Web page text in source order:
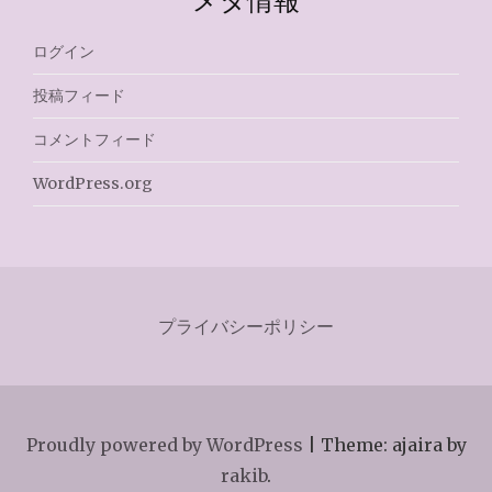
ログイン
投稿フィード
コメントフィード
WordPress.org
プライバシーポリシー
Proudly powered by WordPress
Theme: ajaira by
rakib.